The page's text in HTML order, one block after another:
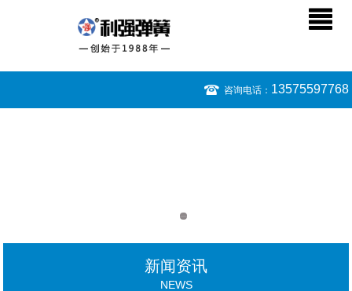
咨询电话： 13575597768
新闻资讯
NEWS